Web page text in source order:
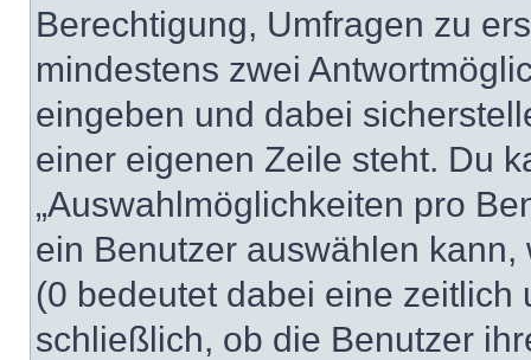
Berechtigung, Umfragen zu
mindestens zwei
eingeben und dabei
einer eigenen Zeile steht. Du
„Auswahlmöglichkeiten pro
ein Benutzer auswählen
(0 bedeutet dabei eine
schließlich, ob die Benutzer